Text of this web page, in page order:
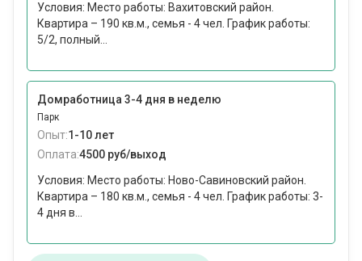
Условия: Место работы: Вахитовский район.
Квартира – 190 кв.м., семья - 4 чел. График работы:
5/2, полный...
Домработница 3-4 дня в неделю
Парк
Опыт:1-10 лет
Оплата:4500 руб/выход
Условия: Место работы: Ново-Савиновский район.
Квартира – 180 кв.м., семья - 4 чел. График работы: 3-
4 дня в...